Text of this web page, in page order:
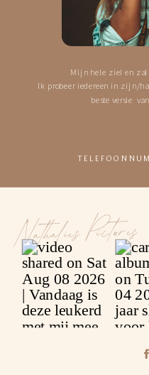
Nathalies Pictures
Mijn hele ziel en
Ik probeer iedereen in zijn/
beste versie